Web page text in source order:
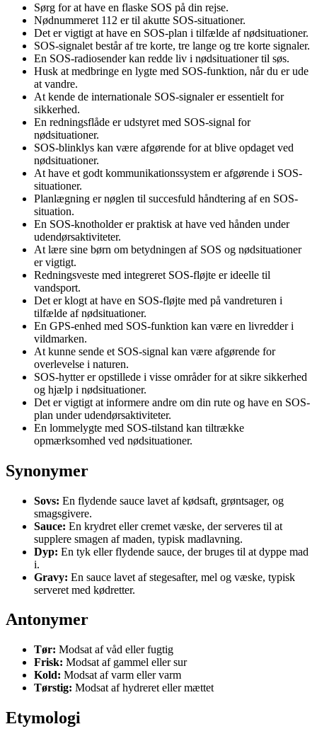
Sørg for at have en flaske SOS på din rejse.
Nødnummeret 112 er til akutte SOS-situationer.
Det er vigtigt at have en SOS-plan i tilfælde af nødsituationer.
SOS-signalet består af tre korte, tre lange og tre korte signaler.
En SOS-radiosender kan redde liv i nødsituationer til søs.
Husk at medbringe en lygte med SOS-funktion, når du er ude
at vandre.
At kende de internationale SOS-signaler er essentielt for
sikkerhed.
En redningsflåde er udstyret med SOS-signal for
nødsituationer.
SOS-blinklys kan være afgørende for at blive opdaget ved
nødsituationer.
At have et godt kommunikationssystem er afgørende i SOS-
situationer.
Planlægning er nøglen til succesfuld håndtering af en SOS-
situation.
En SOS-knotholder er praktisk at have ved hånden under
udendørsaktiviteter.
At lære sine børn om betydningen af SOS og nødsituationer
er vigtigt.
Redningsveste med integreret SOS-fløjte er ideelle til
vandsport.
Det er klogt at have en SOS-fløjte med på vandreturen i
tilfælde af nødsituationer.
En GPS-enhed med SOS-funktion kan være en livredder i
vildmarken.
At kunne sende et SOS-signal kan være afgørende for
overlevelse i naturen.
SOS-hytter er opstillede i visse områder for at sikre sikkerhed
og hjælp i nødsituationer.
Det er vigtigt at informere andre om din rute og have en SOS-
plan under udendørsaktiviteter.
En lommelygte med SOS-tilstand kan tiltrække
opmærksomhed ved nødsituationer.
Synonymer
Sovs: En flydende sauce lavet af kødsaft, grøntsager, og
smagsgivere.
Sauce: En krydret eller cremet væske, der serveres til at
supplere smagen af maden, typisk madlavning.
Dyp: En tyk eller flydende sauce, der bruges til at dyppe mad
i.
Gravy: En sauce lavet af stegesafter, mel og væske, typisk
serveret med kødretter.
Antonymer
Tør: Modsat af våd eller fugtig
Frisk: Modsat af gammel eller sur
Kold: Modsat af varm eller varm
Tørstig: Modsat af hydreret eller mættet
Etymologi